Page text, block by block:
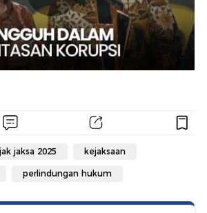
jaksa 2025 kejaksaan
perlindungan hukum